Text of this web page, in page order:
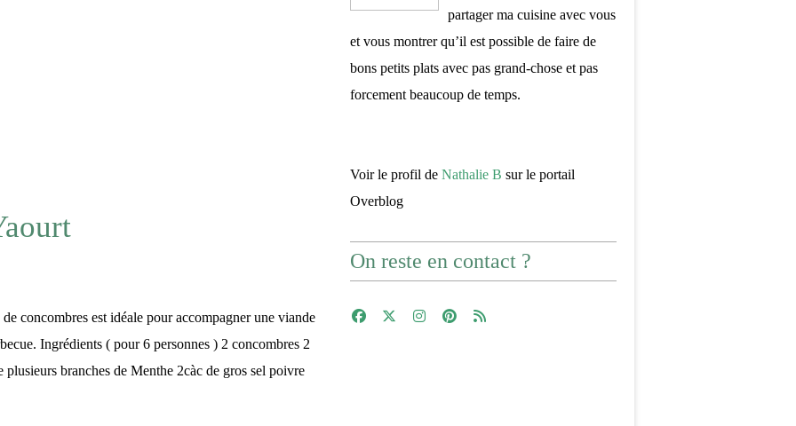
de concombres est idéale pour accompagner une viande
Ingrédients ( pour 6 personnes ) 2 concombres 2
branches de Menthe 2càc de gros sel poivre
partager ma cuisine avec vous
et vous montrer qu’il est possible de faire de
bons petits plats avec pas grand-chose et pas
forcement beaucoup de temps.
Voir le profil de Nathalie B sur le portail
Overblog
On reste en contact ?